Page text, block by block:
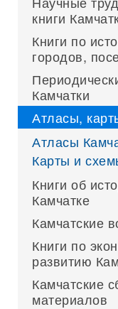
книги
Книги по
городов,
Камчатки
Атласы,
Атласы
Карты и
Книги об
Камчатке
Камчатские
Книги по
развитию
Камчатские
материалов